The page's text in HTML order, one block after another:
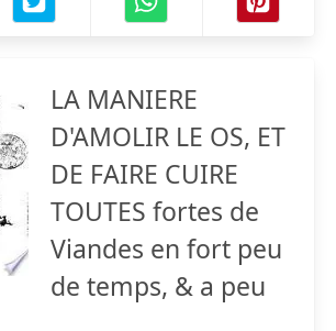
LA MANIERE
D'AMOLIR LE OS, ET
DE FAIRE CUIRE
TOUTES fortes de
Viandes en fort peu
de temps, & a peu